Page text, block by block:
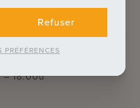
– 18.00u
Refuser
PRÉFÉRENCES